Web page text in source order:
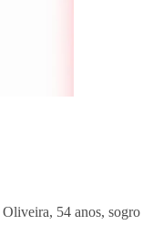
54 anos,